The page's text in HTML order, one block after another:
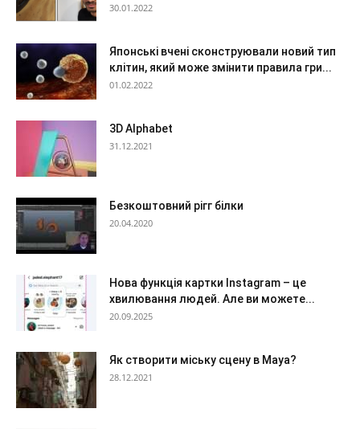
30.01.2022
Японські вчені сконструювали новий тип
клітин, який може змінити правила гри...
01.02.2022
3D Alphabet
31.12.2021
Безкоштовний рігг білки
20.04.2020
Нова функція картки Instagram – це
хвилювання людей. Але ви можете...
20.09.2025
Як створити міську сцену в Maya?
28.12.2021